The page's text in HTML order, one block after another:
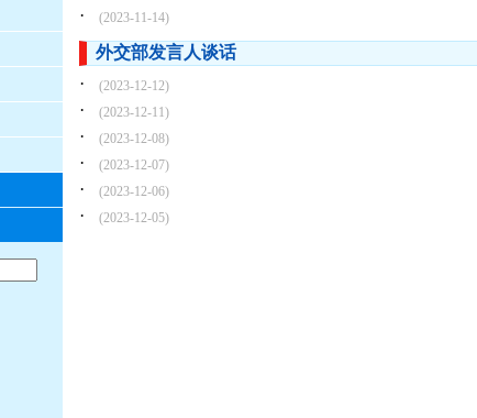
· (2023-11-14)
外交部发言人谈话
·
(2023-12-12)
· (2023-12-11)
· (2023-12-08)
· (2023-12-07)
· (2023-12-06)
· (2023-12-05)